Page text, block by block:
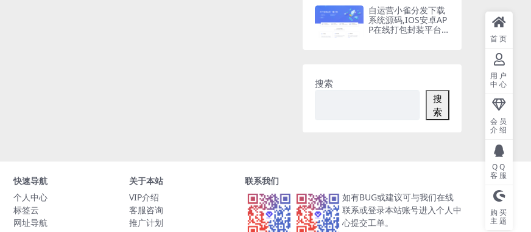
平台
自运营小雀分发下载
系统源码,IOS安卓AP
P在线打包封装平台,
搜索
搜
索
快速导航
个人中心
标签云
网址导航
关于本站
VIP介绍
客服咨询
推广计划
联系我们
如有BUG或建议可与我们在线
联系或登录本站账号进入个人中
心提交工单。
首页
用户
中心
会员
介绍
QQ
客服
购买
主题